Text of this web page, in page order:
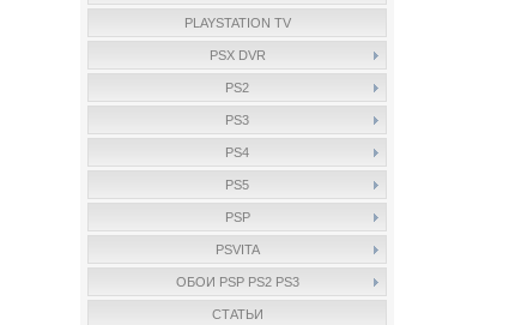
PLAYSTATION TV
PSX DVR
PS2
PS3
PS4
PS5
PSP
PSVITA
ОБОИ PSP PS2 PS3
СТАТЬИ